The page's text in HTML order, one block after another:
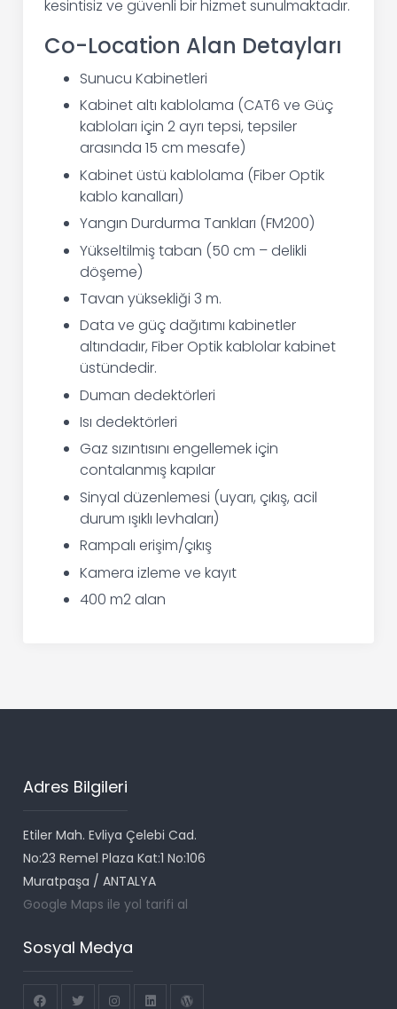
kesintisiz ve güvenli bir hizmet sunulmaktadır.
Co-Location Alan Detayları
Sunucu Kabinetleri
Kabinet altı kablolama (CAT6 ve Güç
kabloları için 2 ayrı tepsi, tepsiler
arasında 15 cm mesafe)
Kabinet üstü kablolama (Fiber Optik
kablo kanalları)
Yangın Durdurma Tankları (FM200)
Yükseltilmiş taban (50 cm – delikli
döşeme)
Tavan yüksekliği 3 m.
Data ve güç dağıtımı kabinetler
altındadır, Fiber Optik kablolar kabinet
üstündedir.
Duman dedektörleri
Isı dedektörleri
Gaz sızıntısını engellemek için
contalanmış kapılar
Sinyal düzenlemesi (uyarı, çıkış, acil
durum ışıklı levhaları)
Rampalı erişim/çıkış
Kamera izleme ve kayıt
400 m2 alan
Adres Bilgileri
Etiler Mah. Evliya Çelebi Cad.
No:23 Remel Plaza Kat:1 No:106
Muratpaşa / ANTALYA
Google Maps ile yol tarifi al
Sosyal Medya